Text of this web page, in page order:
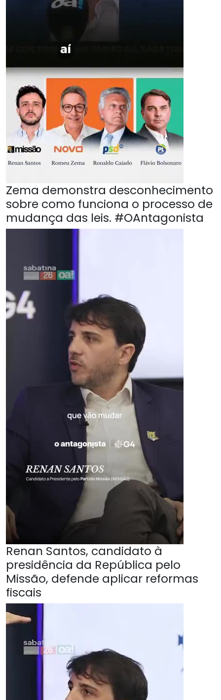
Zema demonstra desconhecimento
sobre como funciona o processo de
mudança das leis. #OAntagonista
Renan Santos, candidato à
presidência da República pelo
Missão, defende aplicar reformas
fiscais